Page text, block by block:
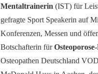
Mentaltrainerin (IST) für
gefragte Sport Speakerin auf
Konferenzen, Messen und
Botschafterin für
Osteopathen Deutschland